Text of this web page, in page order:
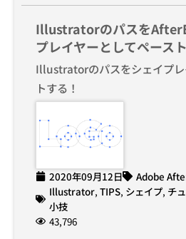
Illustratorのパスを
プレイヤーとしてペース
Illustratorのパスをシェイプレ
トする！
2020年09月12日
Adobe
Illustrator, TIPS, シェイプ, チ
小技
43,796